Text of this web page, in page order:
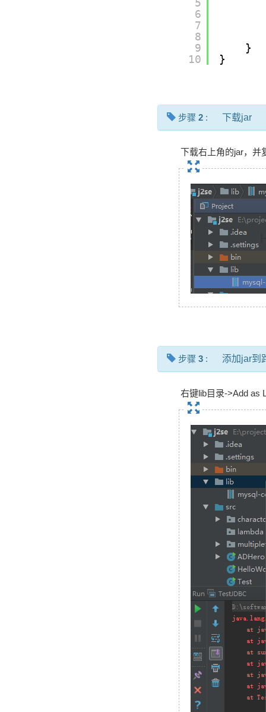
5
6
7
8
9
10
}
}
步骤 2 : 下载jar
下载右上角的jar，并
步骤 3 : 添加jar到
右键lib目录->Add as